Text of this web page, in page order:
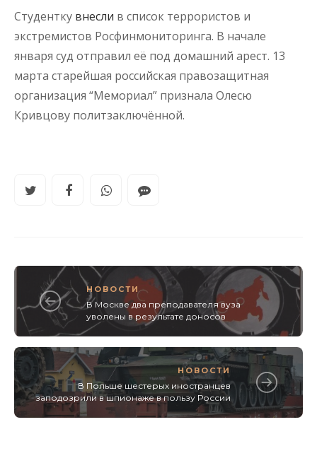
Студентку внесли в список террористов и
экстремистов Росфинмониторинга. В начале
января суд отправил её под домашний арест. 13
марта старейшая российская правозащитная
организация “Мемориал” признала Олесю
Кривцову политзаключённой.
НОВОСТИ
В Москве два преподавателя вуза
уволены в результате доносов
НОВОСТИ
В Польше шестерых иностранцев
заподозрили в шпионаже в пользу России